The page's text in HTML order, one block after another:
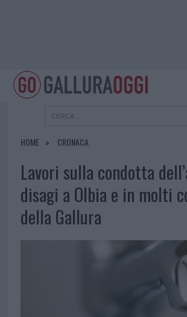
HOME CRONACA
Lavori sulla condotta
disagi a Olbia e in molti
della Gallura